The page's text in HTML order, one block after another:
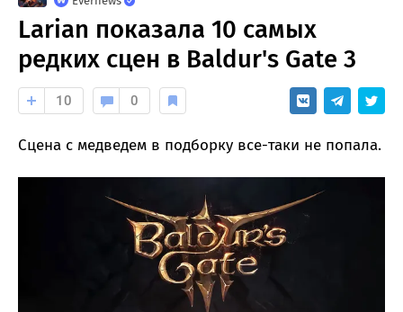
Larian показала 10 самых
редких сцен в Baldur's Gate 3
10 0
Сцена с медведем в подборку все-таки не попала.